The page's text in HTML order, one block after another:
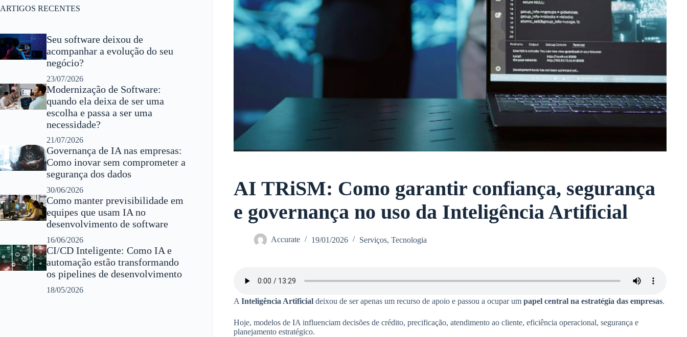
AI TRiSM: Como garantir confiança, segurança
e governança no uso da Inteligência Artificial
Accurate 19/01/2026 Serviços, Tecnologia
A Inteligência Artificialdeixou de ser apenas um recurso de apoio e passou a ocupar um papel central na estratégia das empresas.
Hoje, modelos de IA influenciam decisões de crédito, precificação, atendimento ao cliente, eficiência operacional, segurança e
planejamento estratégico.
ARTIGOS RECENTES
Seu software deixou de
acompanhar a evolução do seu
negócio?
23/07/2026
Modernização de Software:
quando ela deixa de ser uma
escolha e passa a ser uma
necessidade?
21/07/2026
Governança de IA nas empresas:
Como inovar sem comprometer a
segurança dos dados
30/06/2026
Como manter previsibilidade em
equipes que usam IA no
desenvolvimento de software
16/06/2026
CI/CD Inteligente: Como IA e
automação estão transformando
os pipelines de desenvolvimento
18/05/2026